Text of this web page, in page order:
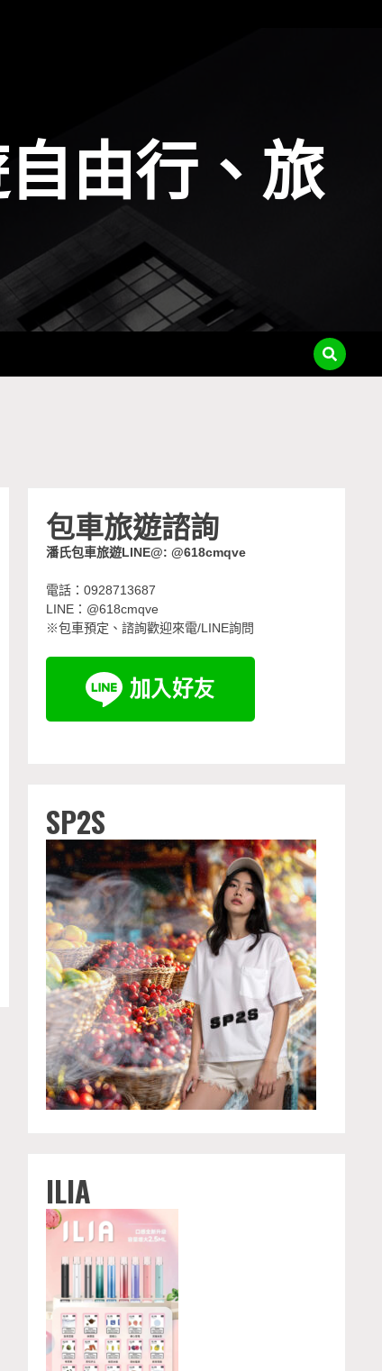
由行、旅
包車旅遊諮詢
潘氏包車旅遊LINE@: @618cmqve
電話：0928713687
LINE：@618cmqve
※包車預定、諮詢歡迎來電/LINE詢問
SP2S
ILIA